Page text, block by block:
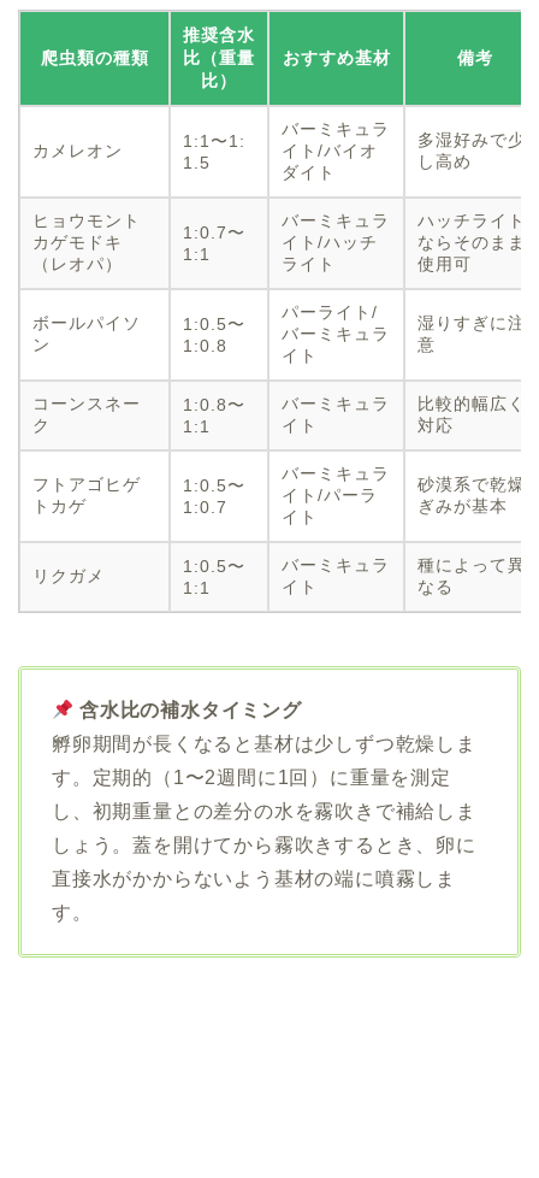
爬虫類の種類
推奨含水
比（重量
比）
おすすめ基材 備考
カメレオン
1:1〜1:
1.5
バーミキュラ
イト/バイオ
ダイト
多湿好みで少
し高め
ヒョウモント
カゲモドキ
（レオパ）
1:0.7〜
1:1
バーミキュラ
イト/ハッチ
ライト
ハッチライト
ならそのまま
使用可
ボールパイソ
ン
1:0.5〜
1:0.8
パーライト/
バーミキュラ
イト
湿りすぎに注
意
コーンスネー
ク
1:0.8〜
1:1
バーミキュラ
イト
比較的幅広く
対応
フトアゴヒゲ
トカゲ
1:0.5〜
1:0.7
バーミキュラ
イト/パーラ
イト
砂漠系で乾燥
ぎみが基本
リクガメ
1:0.5〜
1:1
バーミキュラ
イト
種によって異
なる
含水比の補水タイミング
孵卵期間が長くなると基材は少しずつ乾燥しま
す。定期的（1〜2週間に1回）に重量を測定
し、初期重量との差分の水を霧吹きで補給しま
しょう。蓋を開けてから霧吹きするとき、卵に
直接水がかからないよう基材の端に噴霧しま
す。